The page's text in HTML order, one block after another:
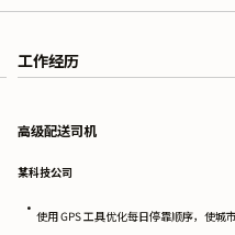
工作经历
高级配送司机
某科技公司
• 使用 GPS 工具优化每日停靠顺序，使